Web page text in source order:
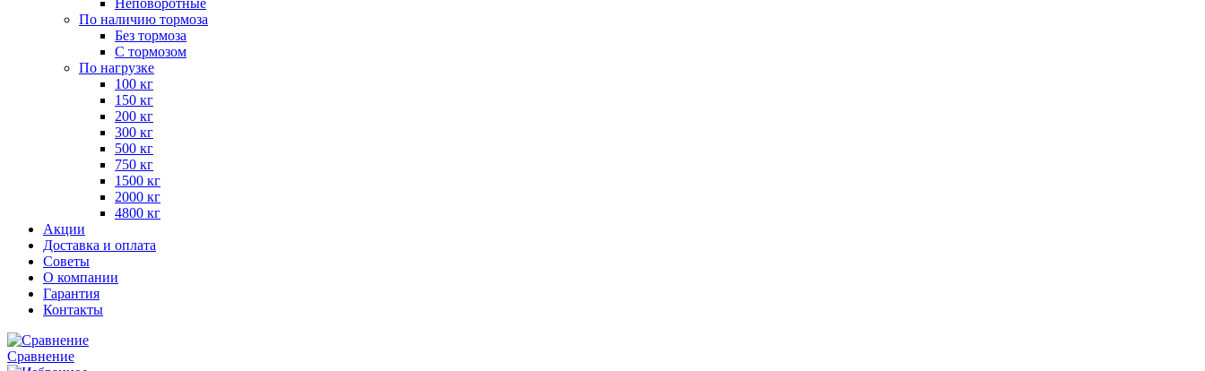
Неповоротные
По наличию тормоза
Без тормоза
С тормозом
По нагрузке
100 кг
150 кг
200 кг
300 кг
500 кг
750 кг
1500 кг
2000 кг
4800 кг
Акции
Доставка и оплата
Советы
О компании
Гарантия
Контакты
Сравнение